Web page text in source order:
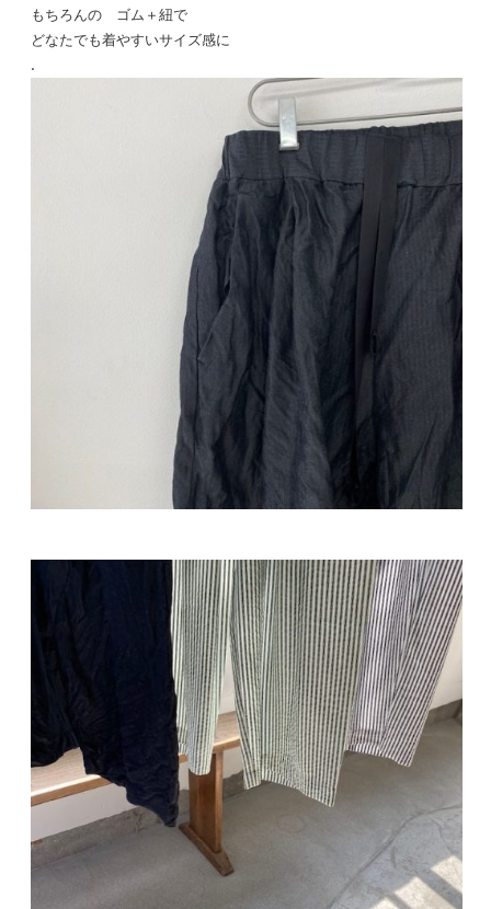
もちろんの ゴム＋紐で
どなたでも着やすいサイズ感に
.